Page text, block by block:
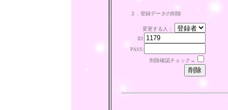
２．登録データの削除
変更する人：
ID:
PASS:
削除確認チェック→